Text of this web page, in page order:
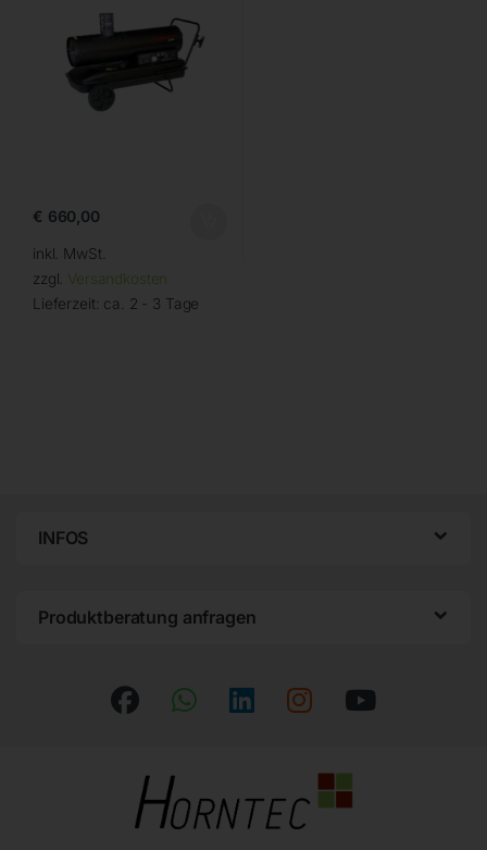
€ 660,00
inkl. MwSt.
zzgl. Versandkosten
Lieferzeit: ca. 2 - 3 Tage
INFOS
Produktberatung anfragen